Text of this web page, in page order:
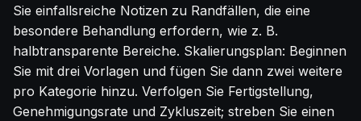
Sie einfallsreiche Notizen zu Randfällen, die eine
besondere Behandlung erfordern, wie z. B.
halbtransparente Bereiche. Skalierungsplan: Beginnen
Sie mit drei Vorlagen und fügen Sie dann zwei weitere
pro Kategorie hinzu. Verfolgen Sie Fertigstellung,
Genehmigungsrate und Zykluszeit; streben Sie einen